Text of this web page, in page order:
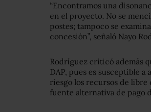
“Encontramos una
en el proyecto. No se
postes; tampoco se
concesión”, señaló Nayo
Rodríguez criticó además
DAP, pues es susceptible
riesgo los recursos de
fuente alternativa de pago